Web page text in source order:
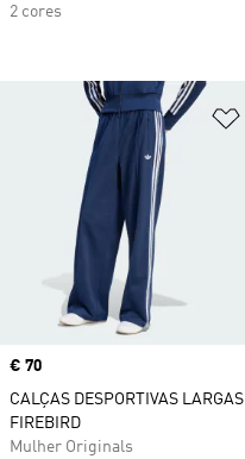
Price
€ 70
CALÇAS DESPORTIVAS LARGAS
FIREBIRD
Mulher Originals
2 cores